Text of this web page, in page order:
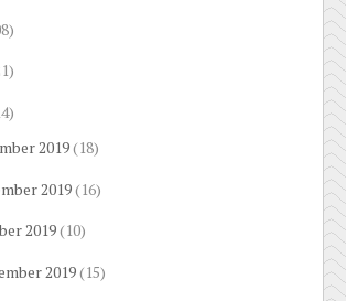
2019(18)
2019(16)
2019(10)
2019(15)